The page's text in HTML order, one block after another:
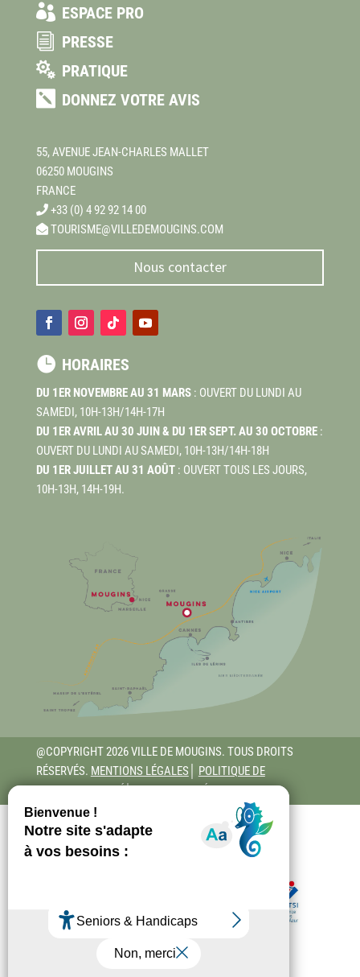
 ESPACE PRO
i PRESSE
 PRATIQUE
 DONNEZ VOTRE AVIS
55, AVENUE JEAN-CHARLES MALLET
06250 MOUGINS
FRANCE
+33 (0) 4 92 92 14 00
TOURISME@VILLEDEMOUGINS.COM
Nous contacter
 HORAIRES
DU 1ER NOVEMBRE AU 31 MARS: OUVERT DU LUNDI AU
SAMEDI, 10H-13H/14H-17H
DU 1ER AVRIL AU 30 JUIN & DU 1ER SEPT. AU 30 OCTOBRE:
OUVERT DU LUNDI AU SAMEDI, 10H-13H/14H-18H
DU 1ER JUILLET AU 31 AOÛT: OUVERT TOUS LES JOURS,
10H-13H, 14H-19H.
@COPYRIGHT 2026 VILLE DE MOUGINS. TOUS DROITS
RÉSERVÉS. MENTIONS LÉGALES
POLITIQUE DE
CONFIDENTIALITÉ│ACCESSIBILITÉ - RGAA